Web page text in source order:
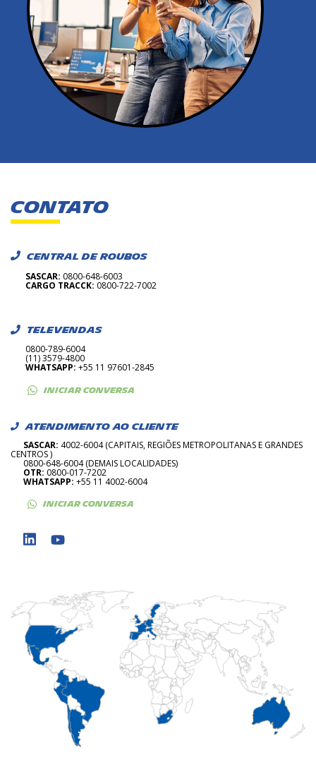
CONTATO
CENTRAL DE ROUBOS
SASCAR: 0800-648-6003
CARGO TRACCK: 0800-722-7002
TELEVENDAS
0800-789-6004
(11) 3579-4800
WHATSAPP: +55 11 97601-2845
INICIAR CONVERSA
ATENDIMENTO AO CLIENTE
SASCAR: 4002-6004 (CAPITAIS, REGIÕES METROPOLITANAS E GRANDES
CENTROS )
0800-648-6004 (DEMAIS LOCALIDADES)
OTR: 0800-017-7202
WHATSAPP: +55 11 4002-6004
INICIAR CONVERSA